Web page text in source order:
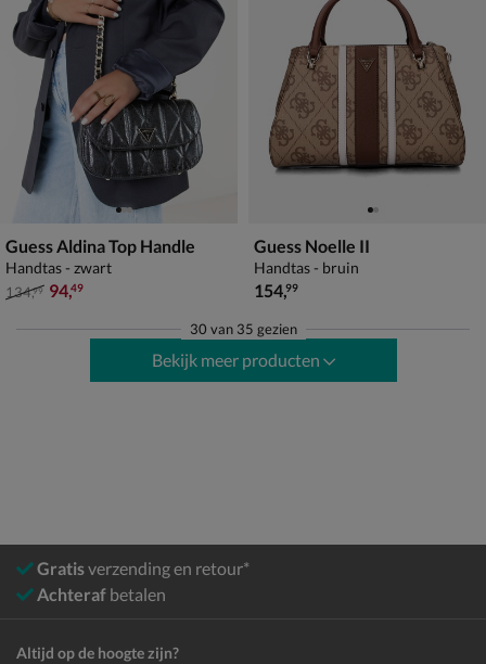
Guess Aldina Top Handle
Handtas - zwart
van € 134,99 voor € 94,49
134,99 94,49
Guess Noelle II
Handtas - bruin
€ 154,99
154,99
30 van 35 gezien
Bekijk meer producten
Gratisverzending en retour*
Achteraf betalen
Altijd op de hoogte zijn?